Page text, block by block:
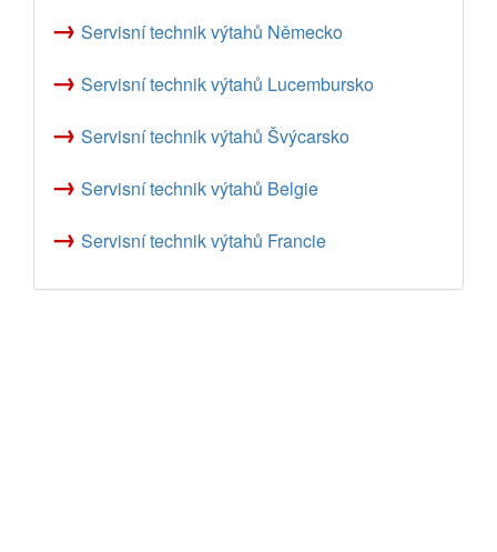
→ Servisní technik výtahů Německo
→ Servisní technik výtahů Lucembursko
→ Servisní technik výtahů Švýcarsko
→ Servisní technik výtahů Belgie
→ Servisní technik výtahů Francie